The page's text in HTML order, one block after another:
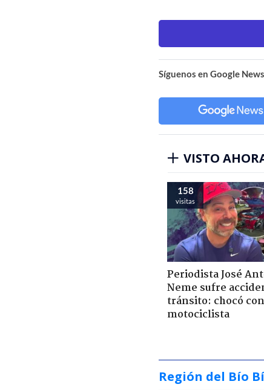
Síguenos en Google
VISTO
158
visitas
Periodista José
Neme sufre
tránsito: chocó con
motociclista
Región del Bío